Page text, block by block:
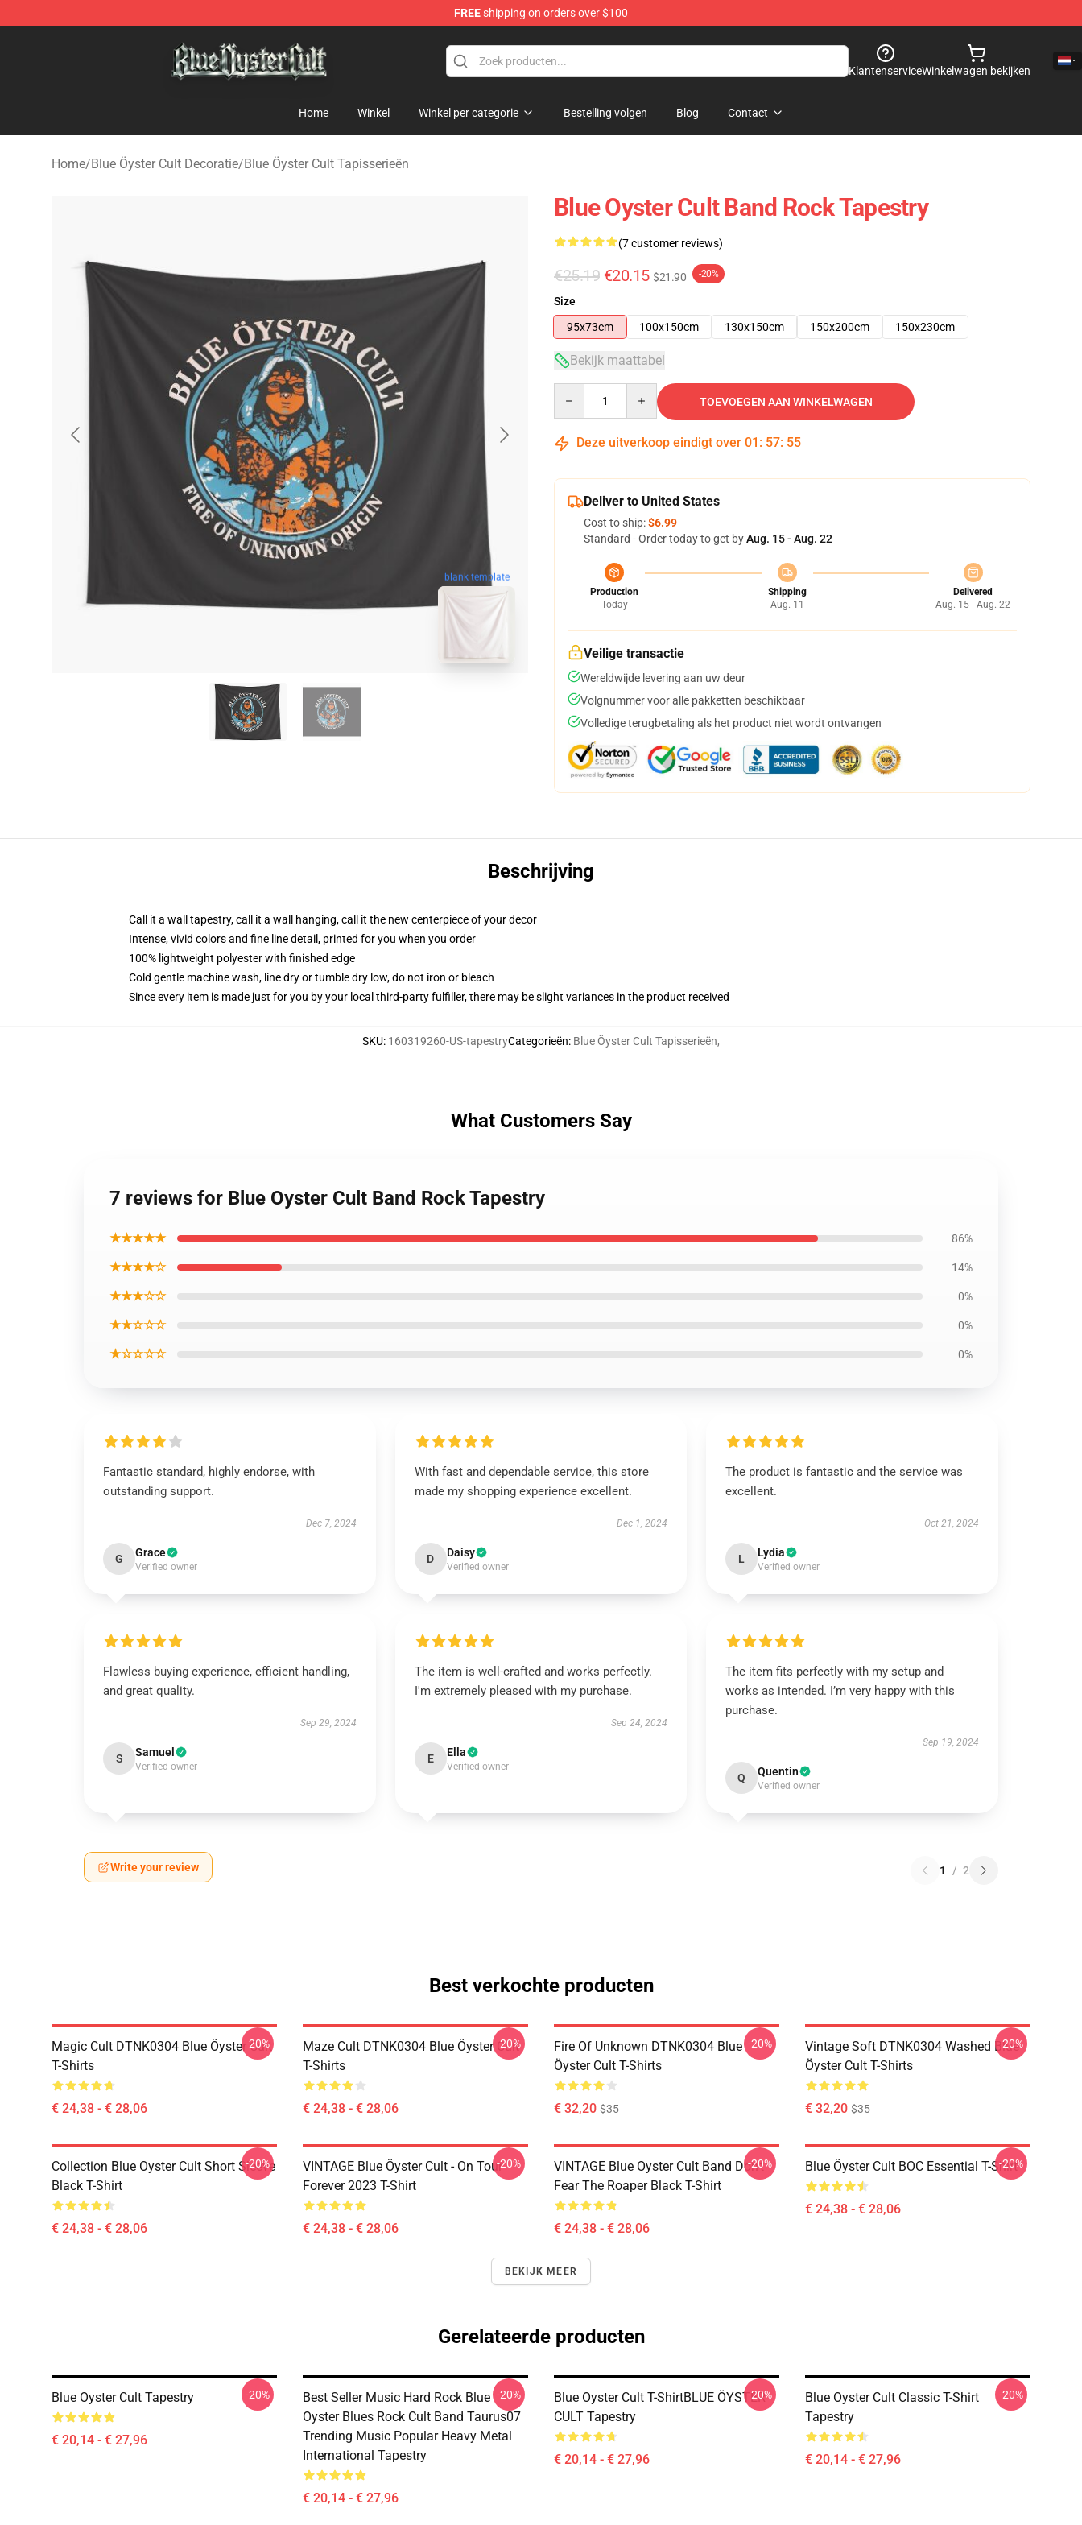
FREEshipping on orders over $100
KlantenserviceWinkelwagen bekijken
Home Winkel Winkel per categorie Bestelling volgen Blog Contact
Home/Blue Öyster Cult Decoratie/Blue Öyster Cult Tapisserieën
blank template
Blue Oyster Cult Band Rock Tapestry
(7 customer reviews)
€25.19 €20.15 $21.90 -20%
Size
95x73cm
100x150cm 130x150cm 150x200cm 150x230cm
Bekijk maattabel
TOEVOEGEN AAN WINKELWAGEN
Deze uitverkoop eindigt over 01 : 57: 54
Deliver to United States
Cost to ship:$6.99
Standard - Order today to get byAug. 15 - Aug. 22
Production
Today
Shipping
Aug. 11
Delivered
Aug. 15 - Aug. 22
Veilige transactie
Wereldwijde levering aan uw deur
Volgnummer voor alle pakketten beschikbaar
Volledige terugbetaling als het product niet wordt ontvangen
Beschrijving
Call it a wall tapestry, call it a wall hanging, call it the new centerpiece of your decor
Intense, vivid colors and fine line detail, printed for you when you order
100% lightweight polyester with finished edge
Cold gentle machine wash, line dry or tumble dry low, do not iron or bleach
Since every item is made just for you by your local third-party fulfiller, there may be slight variances in the product received
SKU: 160319260-US-tapestryCategorieën: Blue Öyster Cult Tapisserieën,
What Customers Say
7 reviews for Blue Oyster Cult Band Rock Tapestry
★★★★★ 86%
★★★★☆ 14%
★★★☆☆ 0%
★★☆☆☆ 0%
★☆☆☆☆ 0%
Fantastic standard, highly endorse, with
outstanding support.
Dec 7, 2024
G Grace
Verified owner
With fast and dependable service, this store
made my shopping experience excellent.
Dec 1, 2024
D Daisy
Verified owner
The product is fantastic and the service was
excellent.
Oct 21, 2024
L Lydia
Verified owner
Flawless buying experience, efficient handling,
and great quality.
Sep 29, 2024
S Samuel
Verified owner
The item is well-crafted and works perfectly.
I'm extremely pleased with my purchase.
Sep 24, 2024
E Ella
Verified owner
The item fits perfectly with my setup and
works as intended. I’m very happy with this
purchase.
Sep 19, 2024
Q Quentin
Verified owner
Write your review 1 / 2
Best verkochte producten
Magic Cult DTNK0304 Blue Öyster Cult
T-Shirts
€ 24,38 - € 28,06
-20%
Maze Cult DTNK0304 Blue Öyster Cult
T-Shirts
€ 24,38 - € 28,06
-20%
Fire Of Unknown DTNK0304 Blue
Öyster Cult T-Shirts
€ 32,20 $35
-20%
Vintage Soft DTNK0304 Washed Blue
Öyster Cult T-Shirts
€ 32,20 $35
-20%
Collection Blue Oyster Cult Short Sleeve
Black T-Shirt
€ 24,38 - € 28,06
-20%
VINTAGE Blue Öyster Cult - On Tour
Forever 2023 T-Shirt
€ 24,38 - € 28,06
-20%
VINTAGE Blue Oyster Cult Band Don't
Fear The Roaper Black T-Shirt
€ 24,38 - € 28,06
-20% Blue Öyster Cult BOC Essential T-Shirt
€ 24,38 - € 28,06
-20%
BEKIJK MEER
Gerelateerde producten
Blue Oyster Cult Tapestry
€ 20,14 - € 27,96
-20%
Best Seller Music Hard Rock Blue
Oyster Blues Rock Cult Band Taurus07
Trending Music Popular Heavy Metal
International Tapestry
€ 20,14 - € 27,96
-20%
Blue Oyster Cult T-ShirtBLUE ÖYSTER
CULT Tapestry
€ 20,14 - € 27,96
-20%
Blue Oyster Cult Classic T-Shirt
Tapestry
€ 20,14 - € 27,96
-20%